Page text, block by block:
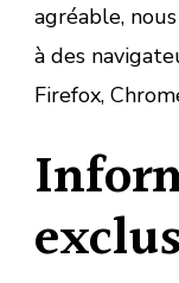
agréable,
à des
Firefox,